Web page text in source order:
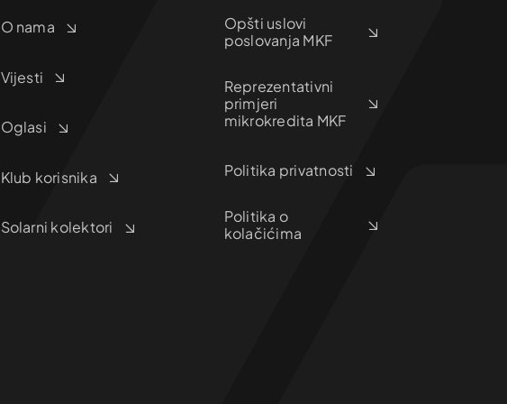
O nama
Vijesti
Oglasi
Klub korisnika
Solarni kolektori
Opšti uslovi
poslovanja MKF
Reprezentativni
primjeri
mikrokredita MKF
Politika privatnosti
Politika o
kolačićima